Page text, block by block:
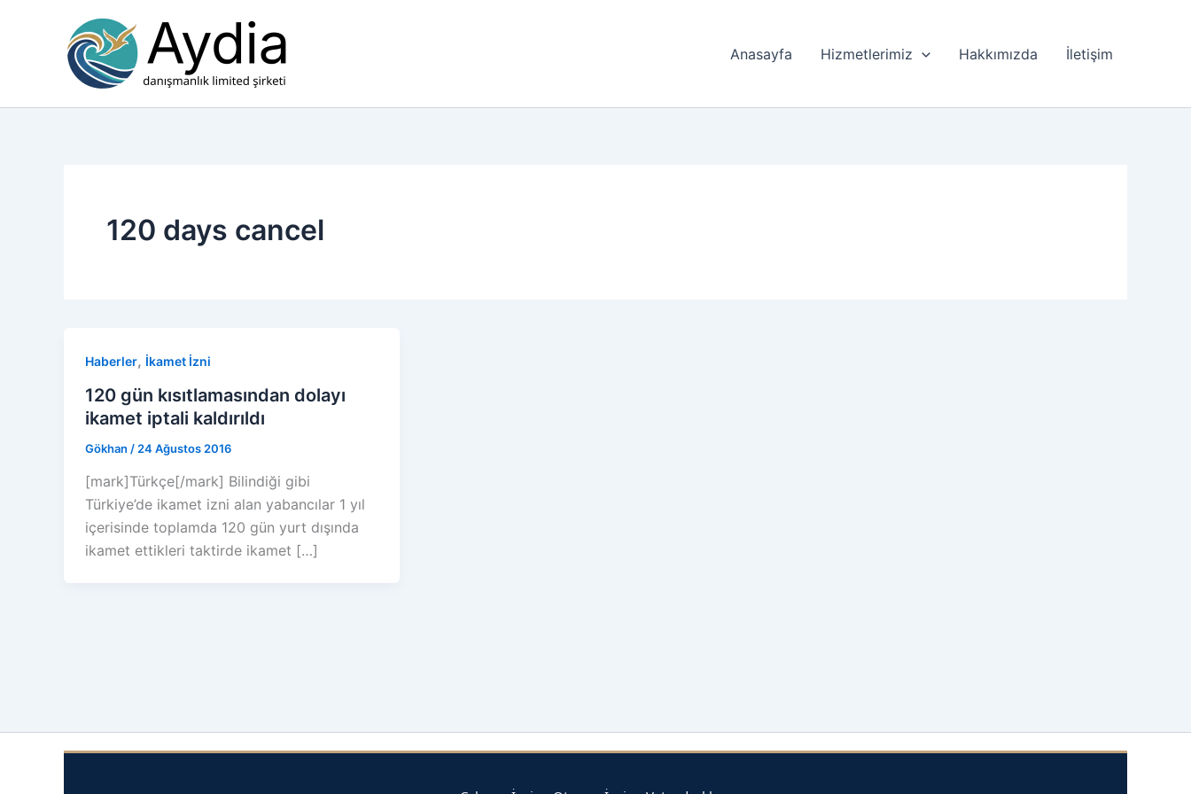
Anasayfa
Hizmetlerimiz Hakkımızda İletişim
120 days cancel
Haberler, İkamet İzni
120 gün kısıtlamasından dolayı
ikamet iptali kaldırıldı
Gökhan / 24 Ağustos 2016
[mark]Türkçe[/mark] Bilindiği gibi
Türkiye’de ikamet izni alan yabancılar 1 yıl
içerisinde toplamda 120 gün yurt dışında
ikamet ettikleri taktirde ikamet […]